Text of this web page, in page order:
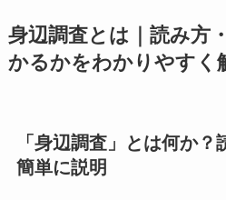
身辺調査とは｜読み方
かるかをわかりやすく
「身辺調査」とは何か
簡単に説明